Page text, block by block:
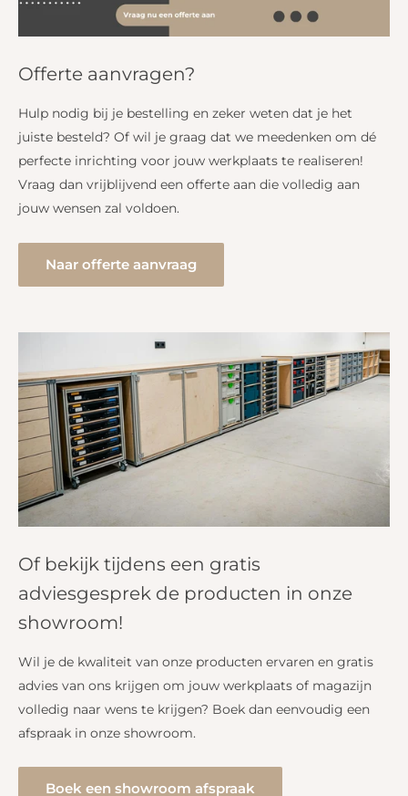
Offerte aanvragen?
Hulp nodig bij je bestelling en zeker weten dat je het
juiste besteld? Of wil je graag dat we meedenken om dé
perfecte inrichting voor jouw werkplaats te realiseren!
Vraag dan vrijblijvend een offerte aan die volledig aan
jouw wensen zal voldoen.
Naar offerte aanvraag
Of bekijk tijdens een gratis
adviesgesprek de producten in onze
showroom!
Wil je de kwaliteit van onze producten ervaren en gratis
advies van ons krijgen om jouw werkplaats of magazijn
volledig naar wens te krijgen? Boek dan eenvoudig een
afspraak in onze showroom.
Boek een showroom afspraak